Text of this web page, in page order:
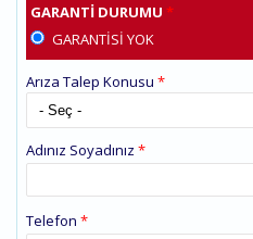
GARANTI DURUMU*
GARANTISI YOK
Arıza Talep Konusu*
Adınız Soyadınız*
Telefon*